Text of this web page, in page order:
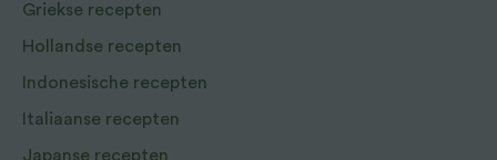
Griekse recepten
Hollandse recepten
Indonesische recepten
Italiaanse recepten
Japanse recepten